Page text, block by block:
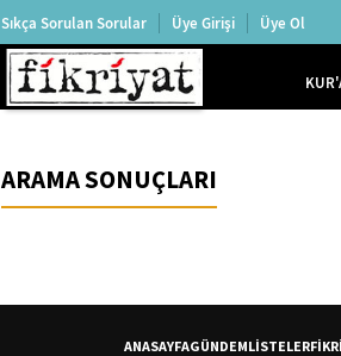
Sıkça Sorulan Sorular Üye Girişi Üye Ol
ARAMA SONUÇLARI
ANASAYFAGÜNDEMLİSTELER